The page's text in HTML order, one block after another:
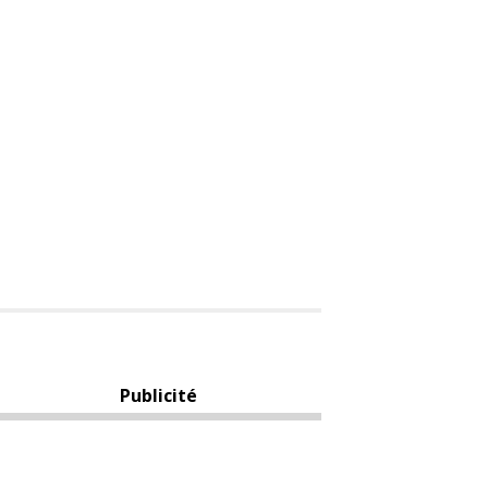
Publicité